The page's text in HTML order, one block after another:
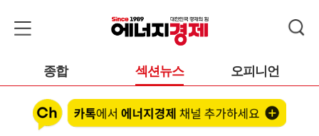
종합 섹션뉴스 오피니언